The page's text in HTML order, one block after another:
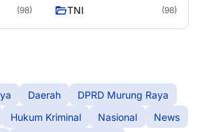
(98) TNI (98)
Daerah
DPRD Murung Raya
Hukum Kriminal Nasional
News